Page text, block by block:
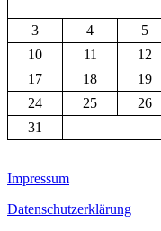
3
4 5
10
11 12
17
18 19
24
25 26
31
Impressum
Datenschutzerklärung